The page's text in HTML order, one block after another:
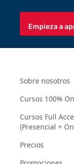
Empieza a
Sobre nosotros
Cursos 100%
Cursos Full
(Presencial +
Precios